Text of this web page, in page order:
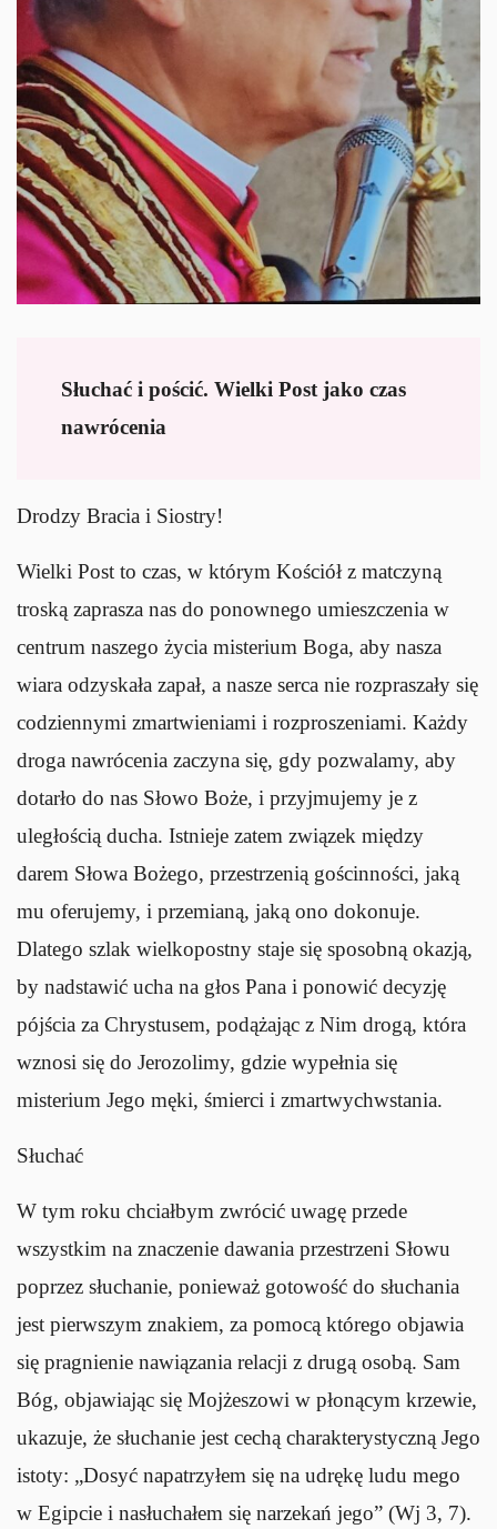
Słuchać i pościć. Wielki Post jako czas
nawrócenia
Drodzy Bracia i Siostry!
Wielki Post to czas, w którym Kościół z matczyną
troską zaprasza nas do ponownego umieszczenia w
centrum naszego życia misterium Boga, aby nasza
wiara odzyskała zapał, a nasze serca nie rozpraszały się
codziennymi zmartwieniami i rozproszeniami. Każdy
droga nawrócenia zaczyna się, gdy pozwalamy, aby
dotarło do nas Słowo Boże, i przyjmujemy je z
uległością ducha. Istnieje zatem związek między
darem Słowa Bożego, przestrzenią gościnności, jaką
mu oferujemy, i przemianą, jaką ono dokonuje.
Dlatego szlak wielkopostny staje się sposobną okazją,
by nadstawić ucha na głos Pana i ponowić decyzję
pójścia za Chrystusem, podążając z Nim drogą, która
wznosi się do Jerozolimy, gdzie wypełnia się
misterium Jego męki, śmierci i zmartwychwstania.
Słuchać
W tym roku chciałbym zwrócić uwagę przede
wszystkim na znaczenie dawania przestrzeni Słowu
poprzez słuchanie, ponieważ gotowość do słuchania
jest pierwszym znakiem, za pomocą którego objawia
się pragnienie nawiązania relacji z drugą osobą. Sam
Bóg, objawiając się Mojżeszowi w płonącym krzewie,
ukazuje, że słuchanie jest cechą charakterystyczną Jego
istoty: „Dosyć napatrzyłem się na udrękę ludu mego
w Egipcie i nasłuchałem się narzekań jego” (Wj 3, 7).